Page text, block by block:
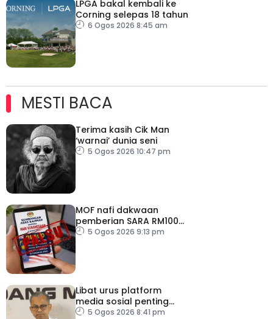
LPGA bakal kembali ke
Corning selepas 18 tahun
6 Ogos 2026 8:45 am
MESTI BACA
Terima kasih Cik Man
‘warnai’ dunia seni
5 Ogos 2026 10:47 pm
MOF nafi dakwaan
pemberian SARA RM100
sempena Hari
5 Ogos 2026 9:13 pm
Libat urus platform
media sosial penting
bendung perbuatan
5 Ogos 2026 8:41 pm